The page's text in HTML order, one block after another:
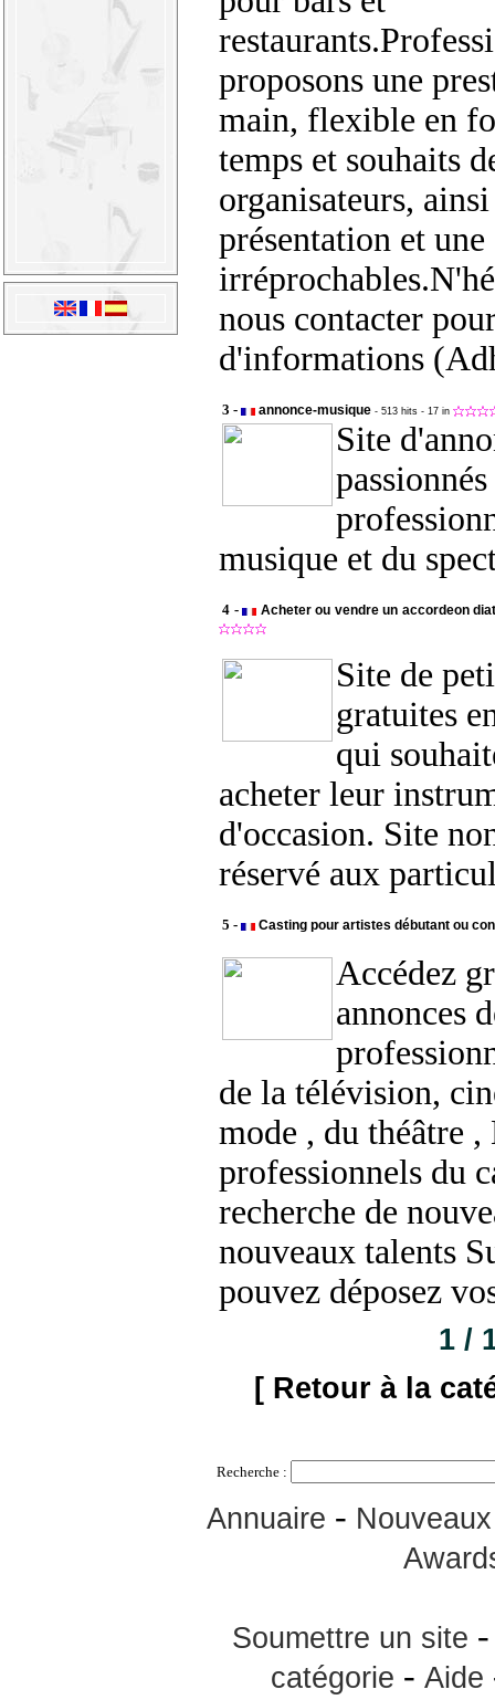
proposons une
main, flexible en
temps et souhaits
organisateurs,
présentation et
nous contacter
d'informations
3 - annonce-musique - 513 hits - 17 in
Site
musique et du
4 - Acheter ou vendre un accordeon
Site de
gratuites
qui
acheter leur
d'occasion. Site
réservé aux
5 - Casting pour artistes débutant ou
Accédez
annonces
de la télévision,
mode , du théâtre ,
professionnels du
recherche de
nouveaux talents
pouvez déposez
1 /
[ Retour à la
Recherche :
Annuaire -
Soumettre un site
catégorie - Aide